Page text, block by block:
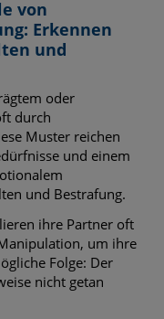
von
Erkennen
und
oder
durch
Muster reichen
und einem
und Bestrafung.
ihre Partner oft
um ihre
Folge: Der
nicht getan